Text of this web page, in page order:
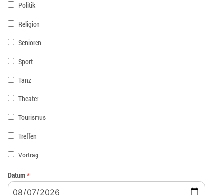
Politik
Religion
Senioren
Sport
Tanz
Theater
Tourismus
Treffen
Vortrag
Datum*